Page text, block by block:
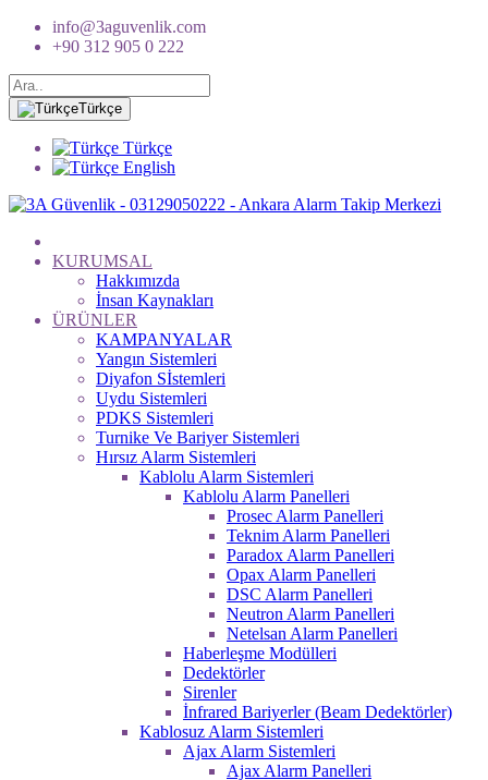
info@3aguvenlik.com
+90 312 905 0 222
Türkçe
Türkçe
English
KURUMSAL
Hakkımızda
İnsan Kaynakları
ÜRÜNLER
KAMPANYALAR
Yangın Sistemleri
Diyafon Sİstemleri
Uydu Sistemleri
PDKS Sistemleri
Turnike Ve Bariyer Sistemleri
Hırsız Alarm Sistemleri
Kablolu Alarm Sistemleri
Kablolu Alarm Panelleri
Prosec Alarm Panelleri
Teknim Alarm Panelleri
Paradox Alarm Panelleri
Opax Alarm Panelleri
DSC Alarm Panelleri
Neutron Alarm Panelleri
Netelsan Alarm Panelleri
Haberleşme Modülleri
Dedektörler
Sirenler
İnfrared Bariyerler (Beam Dedektörler)
Kablosuz Alarm Sistemleri
Ajax Alarm Sistemleri
Ajax Alarm Panelleri